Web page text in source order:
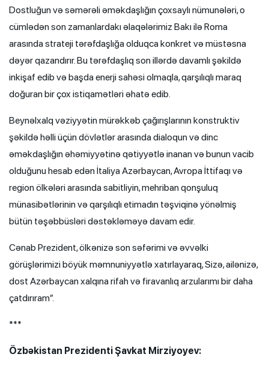
Dostluğun və səmərəli əməkdaşlığın çoxsaylı nümunələri, o
cümlədən son zamanlardakı əlaqələrimiz Bakı ilə Roma
arasında strateji tərəfdaşlığa olduqca konkret və müstəsna
dəyər qazandırır. Bu tərəfdaşlıq son illərdə davamlı şəkildə
inkişaf edib və başda enerji sahəsi olmaqla, qarşılıqlı maraq
doğuran bir çox istiqamətləri əhatə edib.
Beynəlxalq vəziyyətin mürəkkəb çağırışlarının konstruktiv
şəkildə həlli üçün dövlətlər arasında dialoqun və dinc
əməkdaşlığın əhəmiyyətinə qətiyyətlə inanan və bunun vacib
olduğunu hesab edən İtaliya Azərbaycan, Avropa İttifaqı və
region ölkələri arasında sabitliyin, mehriban qonşuluq
münasibətlərinin və qarşılıqlı etimadın təşviqinə yönəlmiş
bütün təşəbbüsləri dəstəkləməyə davam edir.
Cənab Prezident, ölkənizə son səfərimi və əvvəlki
görüşlərimizi böyük məmnuniyyətlə xatırlayaraq, Sizə, ailənizə,
dost Azərbaycan xalqına rifah və firavanlıq arzularımı bir daha
çatdırıram”.
***
Özbəkistan Prezidenti Şavkat Mirziyoyev: